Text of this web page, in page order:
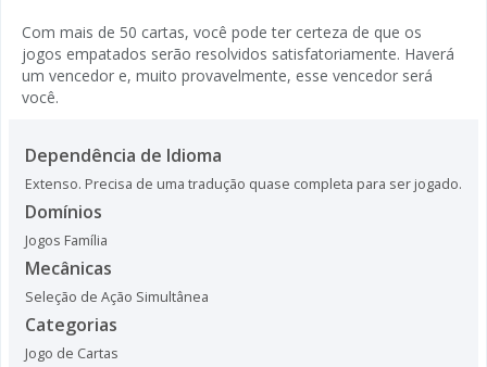
Com mais de 50 cartas, você pode ter certeza de que os
jogos empatados serão resolvidos satisfatoriamente. Haverá
um vencedor e, muito provavelmente, esse vencedor será
você.
Dependência de Idioma
Extenso. Precisa de uma tradução quase completa para ser jogado.
Domínios
Jogos Família
Mecânicas
Seleção de Ação Simultânea
Categorias
Jogo de Cartas